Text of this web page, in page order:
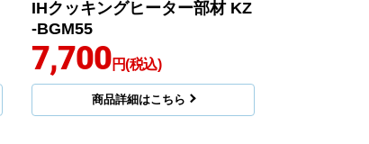
IHクッキングヒーター部材 KZ
-BGM55
7,700円(税込)
商品詳細はこちら